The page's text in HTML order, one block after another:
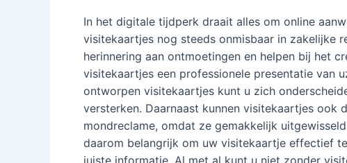
In het digitale tijdperk draait alles om online
visitekaartjes nog steeds onmisbaar in zakelijke
herinnering aan ontmoetingen en helpen bij het
visitekaartjes een professionele presentatie van
ontworpen visitekaartjes kunt u zich
versterken. Daarnaast kunnen visitekaartjes
mondreclame, omdat ze gemakkelijk
daarom belangrijk om uw visitekaartje effectief